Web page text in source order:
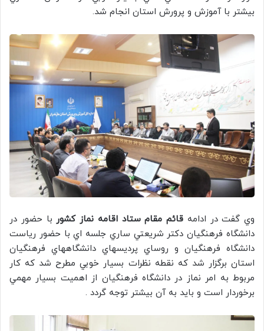
بيشتر با آموزش و پرورش استان انجام شد.
وي گفت در ادامه قائم مقام ستاد اقامه نماز كشوربا حضور در
دانشگاه فرهنگيان دكتر شريعتي ساري جلسه اي با حضور رياست
دانشگاه فرهنگيان و روساي پرديسهاي دانشگاههاي فرهنگيان
استان برگزار شد كه نقطه نظرات بسيار خوبي مطرح شد كه كار
مربوط به امر نماز در دانشگاه فرهنگيان از اهميت بسيار مهمي
برخوردار است و بايد به آن بيشتر توجه گردد .